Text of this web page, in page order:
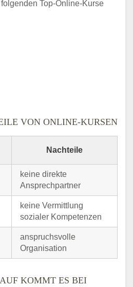
Top-Online-Kurse
VON ONLINE-KURSEN
Nachteile
keine direkte
Ansprechpartner
keine Vermittlung
sozialer Kompetenzen
anspruchsvolle
Organisation
KOMMT ES BEI